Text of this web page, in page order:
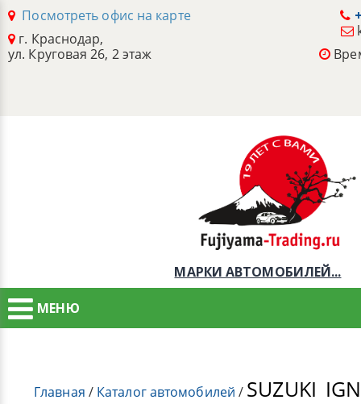
Посмотреть офис на карте
г. Краснодар,
ул. Круговая 26, 2 этаж
МАРКИ АВТОМОБИЛЕЙ...
МЕНЮ
Главная / Каталог автомобилей / SUZUKI